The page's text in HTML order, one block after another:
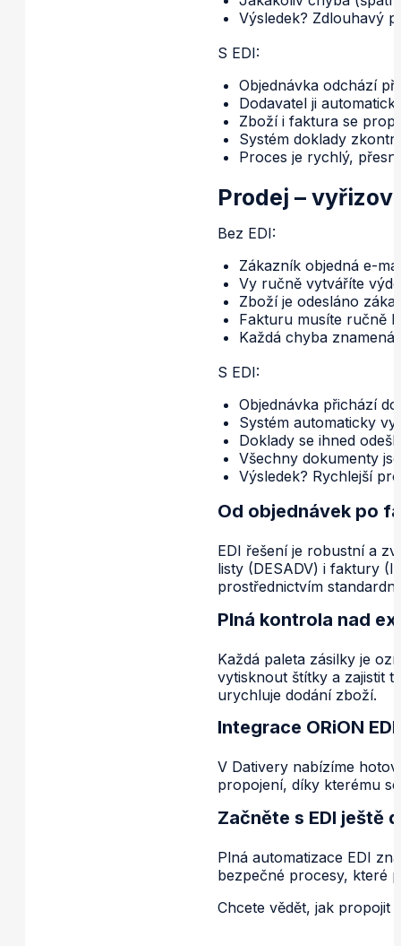
Výsledek? Zdlouhavý
S EDI:
Objednávka odchází
Dodavatel ji
Zboží i faktura se
Systém doklady
Proces je rychlý,
Prodej –
Bez EDI:
Zákazník objedná e-
Vy ručně vytváříte
Zboží je odesláno
Fakturu musíte ručně
Každá chyba
S EDI:
Objednávka přichází
Systém automaticky
Doklady se ihned
Všechny dokumenty
Výsledek? Rychlejší
Od objednávek po
EDI řešení je robustní a
listy (DESADV) i faktury
prostřednictvím
Plná kontrola nad
Každá paleta zásilky je
vytisknout štítky a zajistit
urychluje dodání zboží.
Integrace ORiON
V Dativery nabízíme
propojení, díky kterému
Začněte s EDI ještě
Plná automatizace EDI
bezpečné procesy, které
Chcete vědět, jak propojit